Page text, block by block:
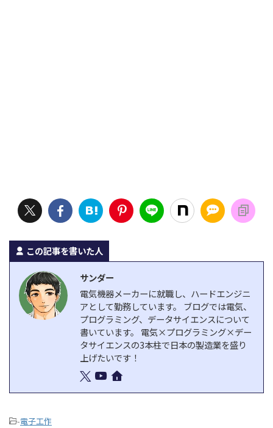
この記事を書いた人
サンダー
電気機器メーカーに就職し、ハードエンジニ
アとして勤務しています。 ブログでは電気、
プログラミング、データサイエンスについて
書いています。 電気×プログラミング×デー
タサイエンスの3本柱で日本の製造業を盛り
上げたいです！
-電子工作